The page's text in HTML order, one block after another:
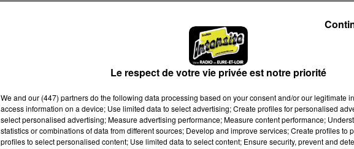
Le respect de votre vie privée est notre priorité
We and our (447) partnersdo the following data processing based on your consent and/or our legitimate
access information on a device; Use limited data to select advertising; Create profiles for personalised
select personalised advertising; Measure advertising performance; Measure content performance;
statistics or combinations of data from different sources; Develop and improve services; Create profiles to
profiles to select personalised content; Use limited data to select content; Ensure security, prevent and